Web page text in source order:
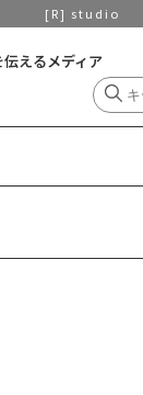
[R] studio
えるメディア